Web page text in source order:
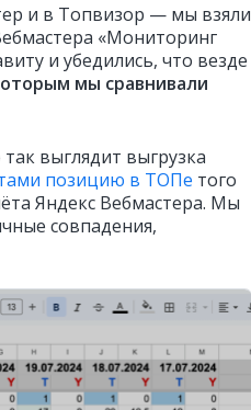
и в Топвизор — мы взяли
«Мониторинг
и убедились, что везде
мы сравнивали
выглядит выгрузка
позицию в ТОПе того
Яндекс Вебмастера. Мы
совпадения,